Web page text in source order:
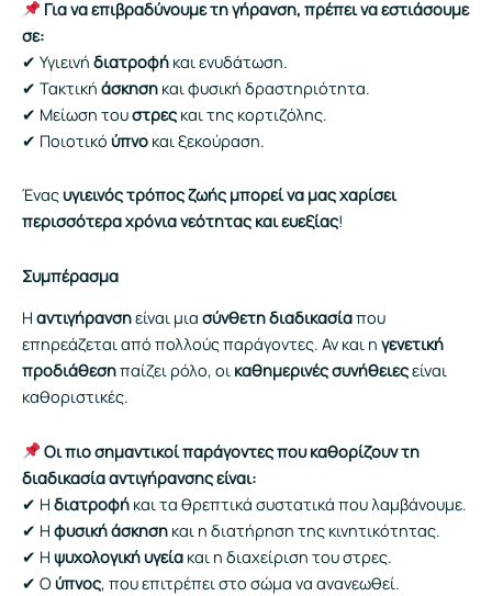
Για να επιβραδύνουμε τη γήρανση, πρέπει να εστιάσουμε
σε:
✔ Υγιεινή διατροφή και ενυδάτωση.
✔ Τακτική άσκηση και φυσική δραστηριότητα.
✔ Μείωση τουστρες και της κορτιζόλης.
✔ Ποιοτικό ύπνο και ξεκούραση.
Έναςυγιεινός τρόπος ζωής μπορεί να μας χαρίσει
περισσότερα χρόνια νεότητας και ευεξίας!
Συμπέρασμα
Η αντιγήρανσηείναι μια σύνθετη διαδικασίαπου
επηρεάζεται από πολλούς παράγοντες. Αν και η γενετική
προδιάθεσηπαίζει ρόλο, οι καθημερινές συνήθειεςείναι
καθοριστικές.
Οι πιο σημαντικοί παράγοντες που καθορίζουν τη
διαδικασία αντιγήρανσης είναι:
✔ Η διατροφή και τα θρεπτικά συστατικά που λαμβάνουμε.
✔ Η φυσική άσκηση και η διατήρηση της κινητικότητας.
✔ Η ψυχολογική υγεία και η διαχείριση του στρες.
✔ Ο ύπνος, που επιτρέπει στο σώμα να ανανεωθεί.